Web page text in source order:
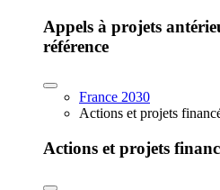
Appels à projets
référence
France 2030
Actions et projets
Actions et projets